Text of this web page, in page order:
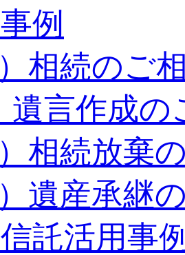
例
相続のご
遺言作成の
相続放棄
遺産承継
託活用事